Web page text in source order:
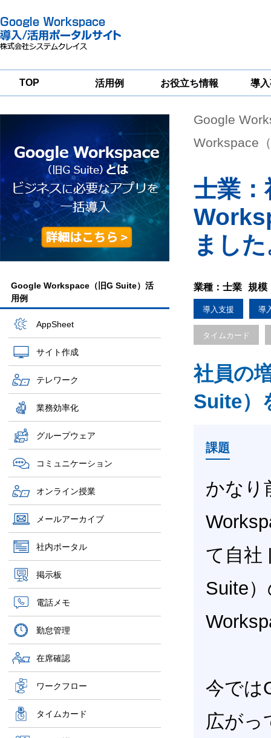
TOP 活用例 お役立ち情報
一
導
グループウェア
移行支援
Google
Workspace
対策サービス
Google Workspace（旧G Suite）活
用例
AppSheet
サイト作成
テレワーク
業務効率化
グループウェア
コミュニケーション
オンライン授業
メールアーカイブ
社内ポータル
掲示板
電話メモ
勤怠管理
在席確認
ワークフロー
タイムカード
Google
Workspace
士業
まし
業種：士業 規模
導入支援 導
タイムカード
社員の
Suite）
課題
かなり
て自社
Suite
今では
広がっ